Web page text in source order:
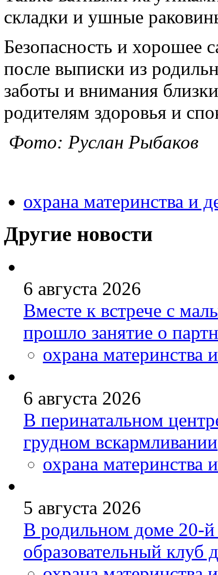
складки и ушные
Безопасность и хорошее
после выписки из
заботы и внимания
родителям здоровья и
Фото: Руслан Рыбаков
охрана материнства и
Другие новости
6 августа 2026
Вместе к встрече с
прошло занятие о
охрана материнства
6 августа 2026
В перинатальном
грудном вскармливании
охрана материнства
5 августа 2026
В родильном доме 20-
образовательный